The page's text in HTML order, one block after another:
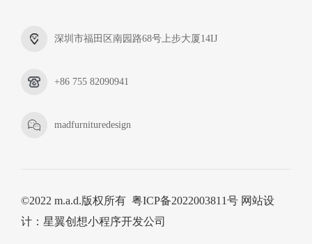
深圳市福田区南园路68号上步大厦14IJ
+86 755 82090941
madfurnituredesign
©2022 m.a.d.版权所有 粤ICP备2022003811号 网站设
计 ： 星翼创想小程序开发公司